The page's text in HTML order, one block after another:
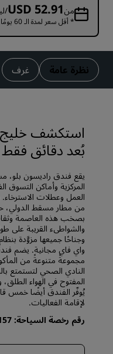
منUSD 52.91
/
* أقل سعر لمدة الـ 60 يومًا القادمة
نظرة عامة غرف
استكشف خليج
بُعد دقائق
يقع فندق راديسون بلو،
المركزية وأماكن التسوق
من مطار مسقط الدولي،
بصخب هذه العاصمة
وجناحًا جميعها مزوَّدة
واي فاي مجانية. يضم
مجموعةً متنوعةً من
النادي الصحي لتستمتع
المفتوح في الهواء
يُوفّر الفندق أيضًا خمس
لإقامة الفعاليات.
رقم رخصة السياحة: L1103157